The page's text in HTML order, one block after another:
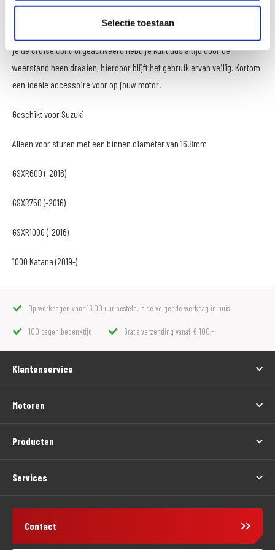
Selectie toestaan
je de cruise control geactiveerd hebt, je kunt dus altijd door de
weerstand heen draaien, hierdoor blijft het gebruik ervan veilig. Kortom
een ideale accessoire voor op jouw motor!
Geschikt voor Suzuki
Alleen voor sturen met een binnen diameter van 16.8mm
GSXR600 (-2016)
GSXR750 (-2016)
GSXR1000 (-2016)
1000 Katana (2019-)
Op werkdagen voor 16:00 uur besteld, is de volgende werkdag in huis
100 dagen bedenktijd Gratis verzending vanaf € 100,-
Klantenservice
Motoren
Producten
Services
Contact